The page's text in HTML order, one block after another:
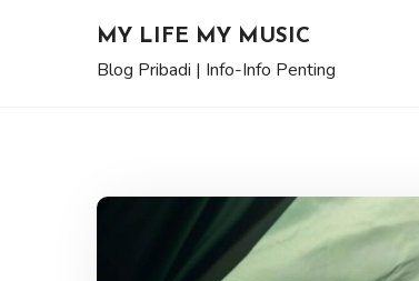
MY LIFE MY MUSIC
Blog Pribadi | Info-Info Penting